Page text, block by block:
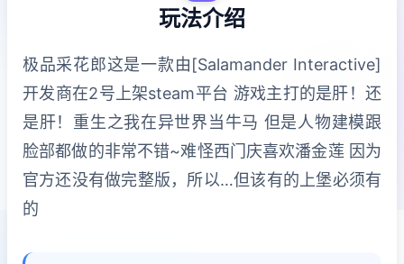
玩法介绍
极品采花郎这是一款由[Salamander Interactive]
开发商在2号上架steam平台 游戏主打的是肝！还
是肝！重生之我在异世界当牛马 但是人物建模跟
脸部都做的非常不错~难怪西门庆喜欢潘金莲 因为
官方还没有做完整版，所以…但该有的上堡必须有
的